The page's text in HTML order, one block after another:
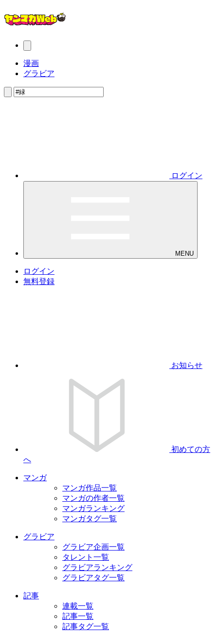
漫画
グラビア
ログイン
MENU
ログイン
無料登録
お知らせ
初めての方
へ
マンガ
マンガ作品一覧
マンガの作者一覧
マンガランキング
マンガタグ一覧
グラビア
グラビア企画一覧
タレント一覧
グラビアランキング
グラビアタグ一覧
記事
連載一覧
記事一覧
記事タグ一覧